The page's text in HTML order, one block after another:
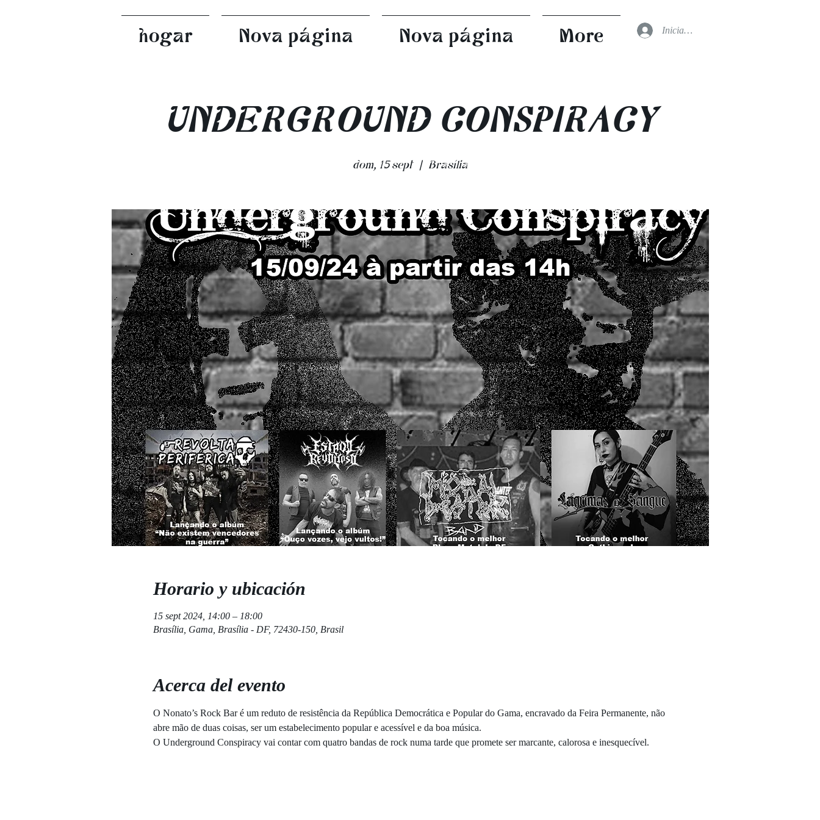
hogar Nova página Nova página More Iniciar sesión
UNDERGROUND CONSPIRACY
dom, 15 sept
  |
Brasília
Horario y ubicación
15 sept 2024, 14:00 – 18:00
Brasília, Gama, Brasília - DF, 72430-150, Brasil
Acerca del evento
O Nonato’s Rock Bar é um reduto de resistência da República Democrática e Popular do Gama, encravado da Feira Permanente, não
abre mão de duas coisas, ser um estabelecimento popular e acessível e da boa música.
O Underground Conspiracy vai contar com quatro bandas de rock numa tarde que promete ser marcante, calorosa e inesquecível.